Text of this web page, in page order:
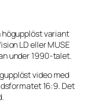
variant
LD eller MUSE
under 1990-talet.
video med
16:9. Det